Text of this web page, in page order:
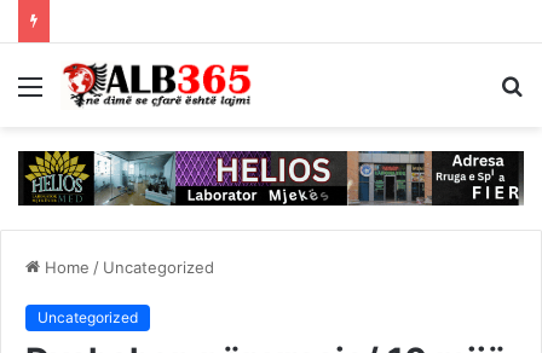
Menu
Home / Uncategorized
Uncategorized